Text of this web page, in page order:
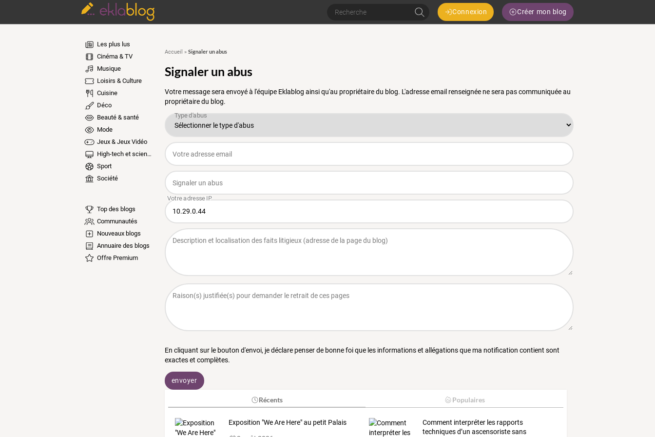
Connexion Créer mon blog
Les plus lus
Cinéma & TV
Musique
Loisirs & Culture
Cuisine
Déco
Beauté & santé
Mode
Jeux & Jeux Vidéo
High-tech et sciences
Sport
Société
Top des blogs
Communautés
Nouveaux blogs
Annuaire des blogs
Offre Premium
Accueil » Signaler un abus
Signaler un abus
Votre message sera envoyé à l'équipe Eklablog ainsi qu'au propriétaire du blog. L'adresse email renseignée ne sera pas communiquée au
propriétaire du blog.
En cliquant sur le bouton d'envoi, je déclare penser de bonne foi que les informations et allégations que ma notification contient sont
exactes et complètes.
envoyer
Récents Populaires
Exposition "We Are Here" au petit Palais
Comment interpréter les rapports
techniques d’un ascensoriste sans